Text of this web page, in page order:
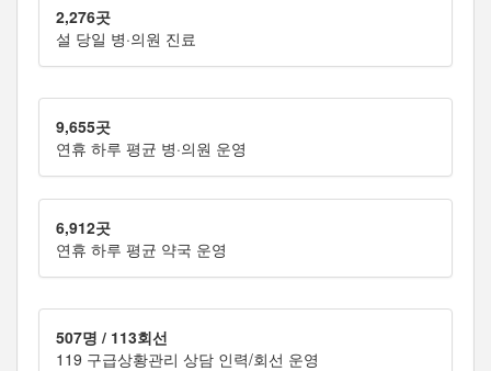
2,276곳
설 당일 병·의원 진료
9,655곳
연휴 하루 평균 병·의원 운영
6,912곳
연휴 하루 평균 약국 운영
507명 / 113회선
119 구급상황관리 상담 인력/회선 운영